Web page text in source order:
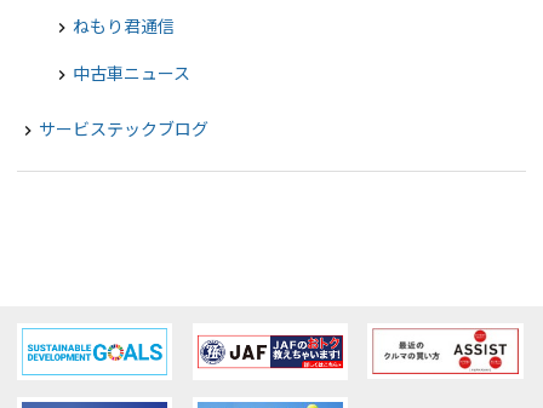
chevron_right ねもり君通信
chevron_right 中古車ニュース
navigate_next サービステックブログ